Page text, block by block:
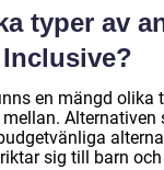
typer av
en mängd olika
sig till barn